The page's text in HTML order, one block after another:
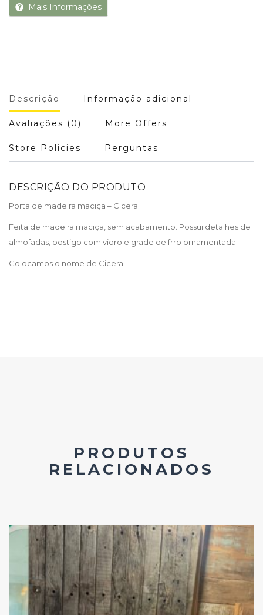
Mais Informações
Descrição Informação adicional
Avaliações (0) More Offers
Store Policies Perguntas
DESCRIÇÃO DO PRODUTO
Porta de madeira maciça – Cicera.
Feita de madeira maciça, sem acabamento. Possui detalhes de
almofadas, postigo com vidro e grade de frro ornamentada.
Colocamos o nome de Cicera.
PRODUTOS
RELACIONADOS